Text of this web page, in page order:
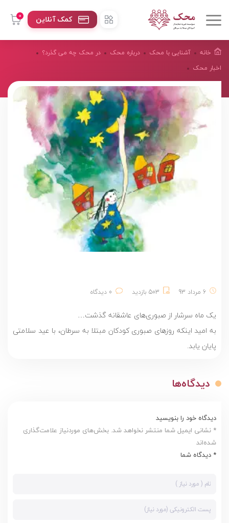
0 کمک آنلاین
خانه آشنایی با محک درباره محک
در محک چه می گذرد؟
اخبار محک
6 مرداد 93 503 بازدید 0 دیدگاه
یک ماه سرشار از صبوری‌های عاشقانه گذشت…
به امید اینکه روزهای صبوری کودکان مبتلا به سرطان، با عید سلامتی
پایان یابد.
دیدگاه‌ها
دیدگاه خود را بنویسید
* نشانی ایمیل شما منتشر نخواهد شد. بخش‌های موردنیاز علامت‌گذاری
شده‌اند
* دیدگاه شما